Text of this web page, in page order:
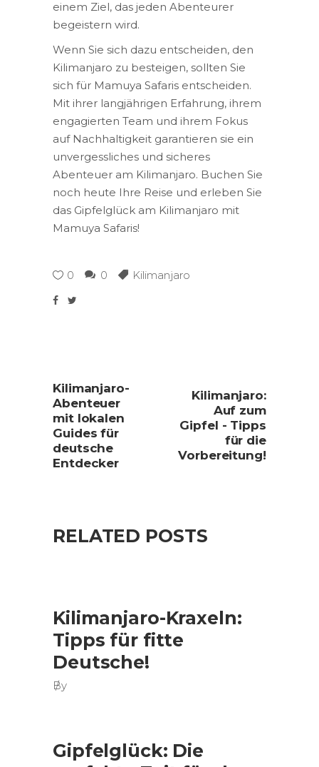
einem Ziel, das jeden Abenteurer
begeistern wird.
Wenn Sie sich dazu entscheiden, den
Kilimanjaro zu besteigen, sollten Sie
sich für Mamuya Safaris entscheiden.
Mit ihrer langjährigen Erfahrung, ihrem
engagierten Team und ihrem Fokus
auf Nachhaltigkeit garantieren sie ein
unvergessliches und sicheres
Abenteuer am Kilimanjaro. Buchen Sie
noch heute Ihre Reise und erleben Sie
das Gipfelglück am Kilimanjaro mit
Mamuya Safaris!
0 0 Kilimanjaro
Kilimanjaro-
Abenteuer
mit lokalen
Guides für
deutsche
Entdecker
Kilimanjaro:
Auf zum
Gipfel - Tipps
für die
Vorbereitung!
RELATED POSTS
Kilimanjaro-Kraxeln:
Tipps für fitte
Deutsche!
By
Gipfelglück: Die